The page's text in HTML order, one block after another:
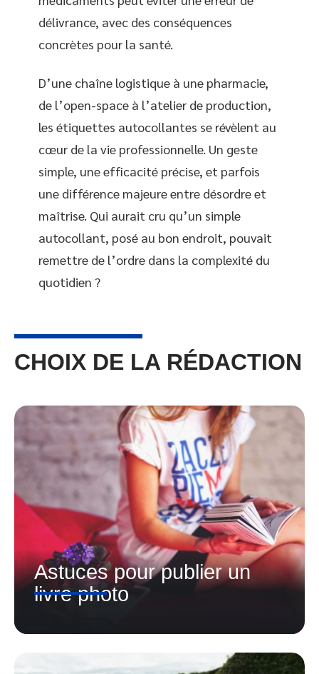
délivrance, avec des conséquences
concrètes pour la santé.
D’une chaîne logistique à une pharmacie,
de l’open-space à l’atelier de production,
les étiquettes autocollantes se révèlent au
cœur de la vie professionnelle. Un geste
simple, une efficacité précise, et parfois
une différence majeure entre désordre et
maîtrise. Qui aurait cru qu’un simple
autocollant, posé au bon endroit, pouvait
remettre de l’ordre dans la complexité du
quotidien ?
CHOIX DE LA RÉDACTION
Astuces pour publier un
livre photo